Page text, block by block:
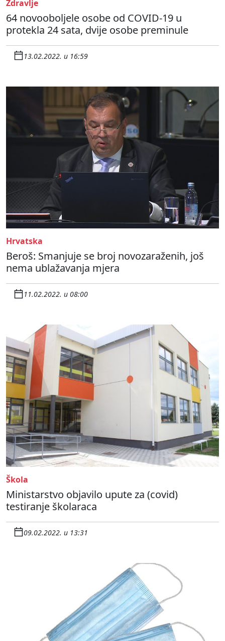
Zdravlje
64 novooboljele osobe od COVID-19 u
protekla 24 sata, dvije osobe preminule
13.02.2022. u 16:59
Hrvatska
Beroš: Smanjuje se broj novozaraženih, još
nema ublažavanja mjera
11.02.2022. u 08:00
Škola
Ministarstvo objavilo upute za (covid)
testiranje školaraca
09.02.2022. u 13:31